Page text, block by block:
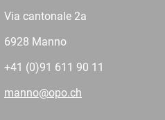
Via cantonale 2a
6928 Manno
+41 (0)91 611 90 11
manno@opo.ch